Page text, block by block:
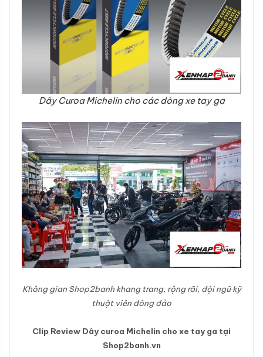
Dây Curoa Michelin cho các dòng xe tay ga
Không gian Shop2banh khang trang, rộng rãi, đội ngũ kỹ
thuật viên đông đảo
Clip Review Dây curoa Michelin cho xe tay ga tại
Shop2banh.vn